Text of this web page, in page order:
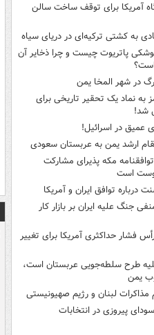
آمریکا برای توقف ساخت سالن
به کشتی ترکیه‌ای در دریای سیاه
پاتریوت چیست و چرا ذخایر آن
است؟
در شهر المخا یمن
به نماد یک تحقیر تاریخی برای
شد!
عمیق در اسرائیل!
ارشد یمن به عربستان سعودی
مکه پذیرای مشارکت
است
درباره توافق ایران و آمریکا
جنگ علیه ایران بر بازار کار
فشار حداکثری آمریکا برای تغییر
طرح سلطه‌جویی عربستان است،
یمن
مذاکرات لبنان و رژیم صهیونیستی
پیروزی در انتخابات